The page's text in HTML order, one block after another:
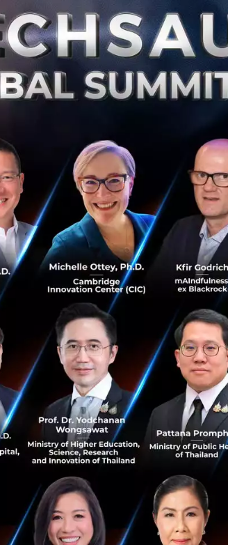
การกระทรวงการแปลงดิจิทัลเพื่อการพัฒนา
ารณ์มากกว่าสิบปีในการจัดการไอที อีกทั้งยั
ะสบความสำเร็จหลายแห่ง รวมถึง
และ Intersog บริษัท Outsource ซึ่งรวมอยู่
บของ Clutch และ TOP-10 สุดยอดนายจ้า
— IT BIZ AWARDS 2015 และในปี
กิจที่บุกเบิกในยูเครน เขาจบ MBA